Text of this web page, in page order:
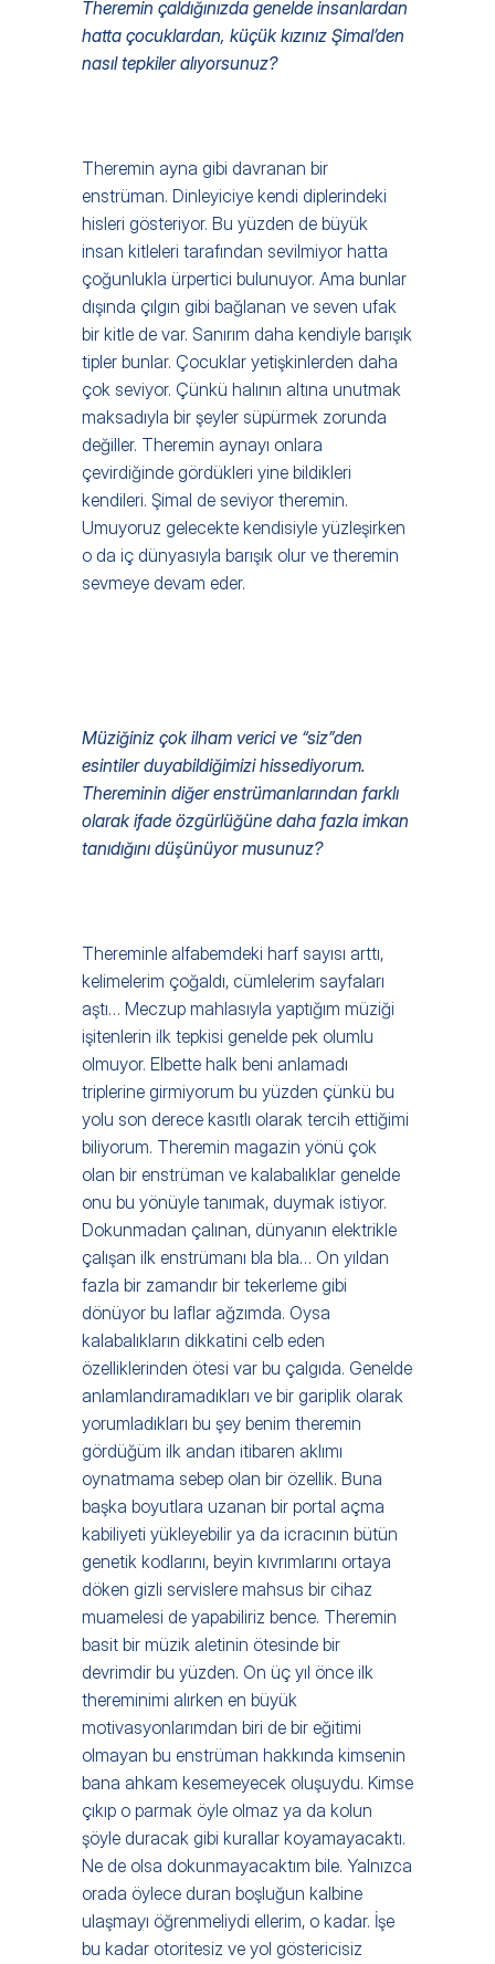
Theremin çaldığınızda genelde insanlardan
hatta çocuklardan, küçük kızınız Şimal’den
nasıl tepkiler alıyorsunuz?
Theremin ayna gibi davranan bir
enstrüman. Dinleyiciye kendi diplerindeki
hisleri gösteriyor. Bu yüzden de büyük
insan kitleleri tarafından sevilmiyor hatta
çoğunlukla ürpertici bulunuyor. Ama bunlar
dışında çılgın gibi bağlanan ve seven ufak
bir kitle de var. Sanırım daha kendiyle barışık
tipler bunlar. Çocuklar yetişkinlerden daha
çok seviyor. Çünkü halının altına unutmak
maksadıyla bir şeyler süpürmek zorunda
değiller. Theremin aynayı onlara
çevirdiğinde gördükleri yine bildikleri
kendileri. Şimal de seviyor theremin.
Umuyoruz gelecekte kendisiyle yüzleşirken
o da iç dünyasıyla barışık olur ve theremin
sevmeye devam eder.
Müziğiniz çok ilham verici ve “siz”den
esintiler duyabildiğimizi hissediyorum.
Thereminin diğer enstrümanlarından farklı
olarak ifade özgürlüğüne daha fazla imkan
tanıdığını düşünüyor musunuz?
Thereminle alfabemdeki harf sayısı arttı,
kelimelerim çoğaldı, cümlelerim sayfaları
aştı… Meczup mahlasıyla yaptığım müziği
işitenlerin ilk tepkisi genelde pek olumlu
olmuyor. Elbette halk beni anlamadı
triplerine girmiyorum bu yüzden çünkü bu
yolu son derece kasıtlı olarak tercih ettiğimi
biliyorum. Theremin magazin yönü çok
olan bir enstrüman ve kalabalıklar genelde
onu bu yönüyle tanımak, duymak istiyor.
Dokunmadan çalınan, dünyanın elektrikle
çalışan ilk enstrümanı bla bla… On yıldan
fazla bir zamandır bir tekerleme gibi
dönüyor bu laflar ağzımda. Oysa
kalabalıkların dikkatini celb eden
özelliklerinden ötesi var bu çalgıda. Genelde
anlamlandıramadıkları ve bir gariplik olarak
yorumladıkları bu şey benim theremin
gördüğüm ilk andan itibaren aklımı
oynatmama sebep olan bir özellik. Buna
başka boyutlara uzanan bir portal açma
kabiliyeti yükleyebilir ya da icracının bütün
genetik kodlarını, beyin kıvrımlarını ortaya
döken gizli servislere mahsus bir cihaz
muamelesi de yapabiliriz bence. Theremin
basit bir müzik aletinin ötesinde bir
devrimdir bu yüzden. On üç yıl önce ilk
thereminimi alırken en büyük
motivasyonlarımdan biri de bir eğitimi
olmayan bu enstrüman hakkında kimsenin
bana ahkam kesemeyecek oluşuydu. Kimse
çıkıp o parmak öyle olmaz ya da kolun
şöyle duracak gibi kurallar koyamayacaktı.
Ne de olsa dokunmayacaktım bile. Yalnızca
orada öylece duran boşluğun kalbine
ulaşmayı öğrenmeliydi ellerim, o kadar. İşe
bu kadar otoritesiz ve yol göstericisiz